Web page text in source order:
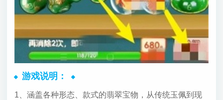
游戏说明：
1、涵盖各种形态、款式的翡翠宝物，从传统玉佩到现